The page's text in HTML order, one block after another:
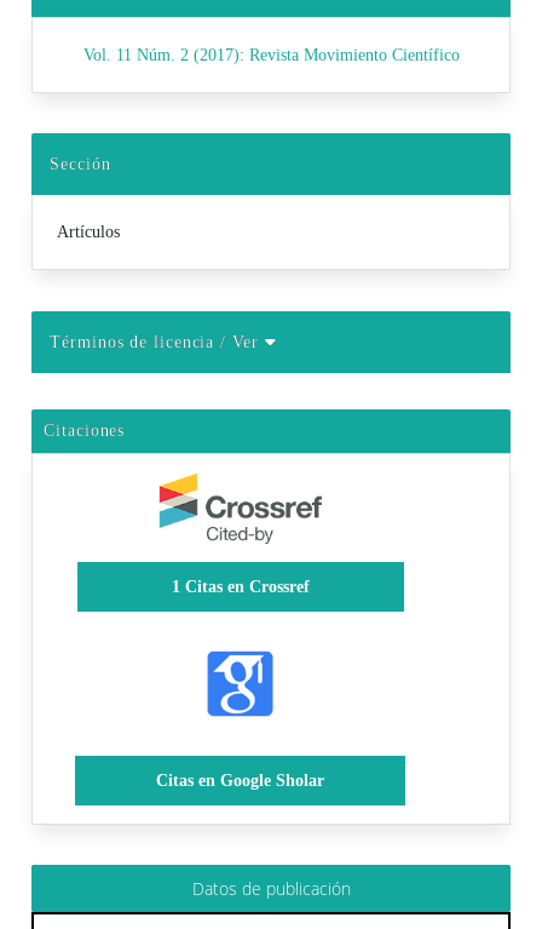
Vol. 11 Núm. 2 (2017): Revista Movimiento Científico
Sección
Artículos
Términos de licencia/ Ver
Citaciones
1 Citas en Crossref
Citas en Google Sholar
Datos de publicación